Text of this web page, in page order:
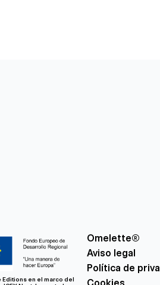
Editions en el marco del
Omelette®
Aviso legal
Política de